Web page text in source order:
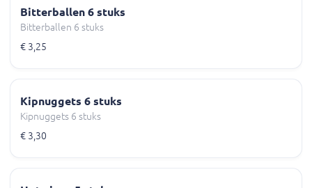
Bitterballen 6 stuks
Bitterballen 6 stuks
€ 3,25
Kipnuggets 6 stuks
Kipnuggets 6 stuks
€ 3,30